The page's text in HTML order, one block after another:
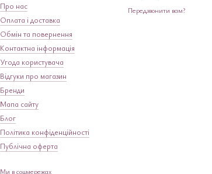
Про нас
Оплата і доставка
Обмін та повернення
Контактна інформація
Угода користувача
Відгуки про магазин
Бренди
Мапа сайту
Блог
Політика конфіденційності
Публічна оферта
Ми в соцмережах
Передзвонити вам?